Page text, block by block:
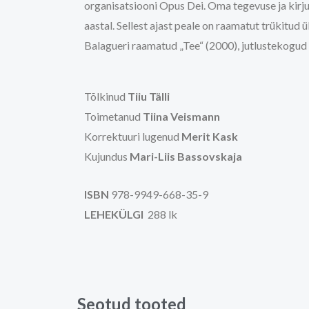
organisatsiooni Opus Dei. Oma tegevuse ja
aastal. Sellest ajast peale on raamatut trükitud
Balagueri raamatud „Tee“ (2000),
Tõlkinud Tiiu Tälli
Toimetanud Tiina Veismann
Korrektuuri lugenud Merit Kask
Kujundus Mari-Liis Bassovskaja
ISBN 978-9949-668-35-9
LEHEKÜLGI 288 lk
Seotud tooted